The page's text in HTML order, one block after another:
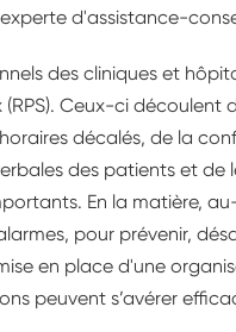
d'assistance-
des cliniques et
Ceux-ci découlent
décalés, de la
des patients et
En la matière,
pour prévenir,
en place d'une
peuvent s’avérer